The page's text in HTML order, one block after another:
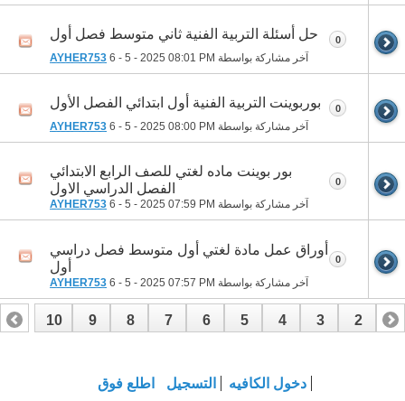
حل أسئلة التربية الفنية ثاني متوسط فصل أول
آخر مشاركة بواسطة AYHER753 6 - 5 - 2025 08:01 PM
0
بوربوينت التربية الفنية أول ابتدائي الفصل الأول
آخر مشاركة بواسطة AYHER753 6 - 5 - 2025 08:00 PM
0
بور بوينت ماده لغتي للصف الرابع الابتدائي
الفصل الدراسي الاول
آخر مشاركة بواسطة AYHER753 6 - 5 - 2025 07:59 PM
0
أوراق عمل مادة لغتي أول متوسط فصل دراسي
أول
آخر مشاركة بواسطة AYHER753 6 - 5 - 2025 07:57 PM
0
1
2
3
4
5
6
7
8
9
10
دخول الكافيه
التسجيل اطلع فوق